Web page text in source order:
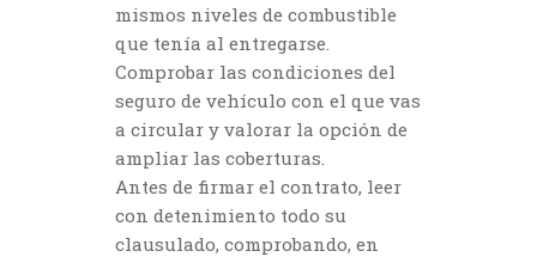
mismos niveles de combustible
que tenía al entregarse.
Comprobar las condiciones del
seguro de vehículo con el que vas
a circular y valorar la opción de
ampliar las coberturas.
Antes de firmar el contrato, leer
con detenimiento todo su
clausulado, comprobando, en